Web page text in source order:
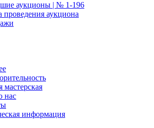
аукционы | № 1-196
проведения аукциона
мастерская
нас
информация